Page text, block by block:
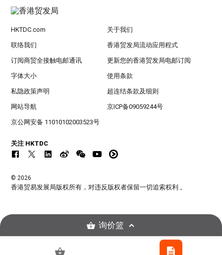
HKTDC.com 关于我们
联络我们 香港贸发局流动应用程式
订阅商贸全接触电邮通讯 更新您的香港贸发局电邮订阅
字体大小 使用条款
私隐政策声明 超连结条款及细则
网站导航 京ICP备09059244号
京公网安备 11010102003523号
关注 HKTDC
© 2026
香港贸易发展局版权所有，对违反版权者保留一切追索权利 。
询价篮